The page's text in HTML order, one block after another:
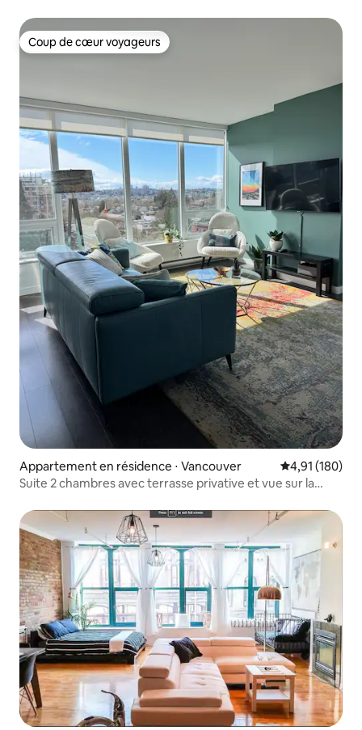
Coup de cœur voyageurs
Coup de cœur voyageurs
Appartement en résidence ⋅ Vancouver Évaluation
4,91 (180)
Suite 2 chambres avec terrasse privative et vue sur la